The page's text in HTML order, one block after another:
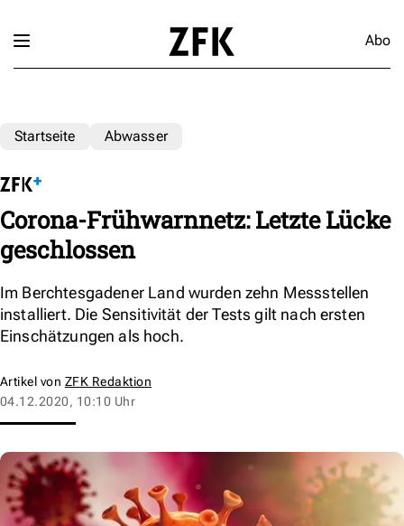
Abo
Startseite Abwasser
Corona-Frühwarnnetz: Letzte Lücke
geschlossen
Im Berchtesgadener Land wurden zehn Messstellen
installiert. Die Sensitivität der Tests gilt nach ersten
Einschätzungen als hoch.
Artikel von ZFK Redaktion
04.12.2020, 10:10 Uhr